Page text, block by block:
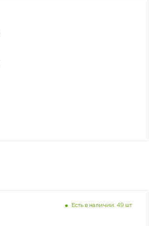
Есть в наличии: 49 шт